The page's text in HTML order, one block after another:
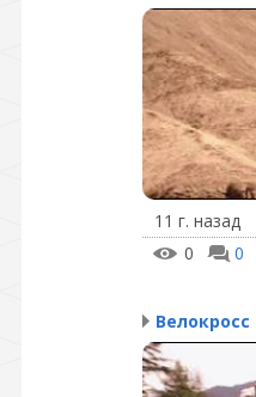
11 г. назад
0
0